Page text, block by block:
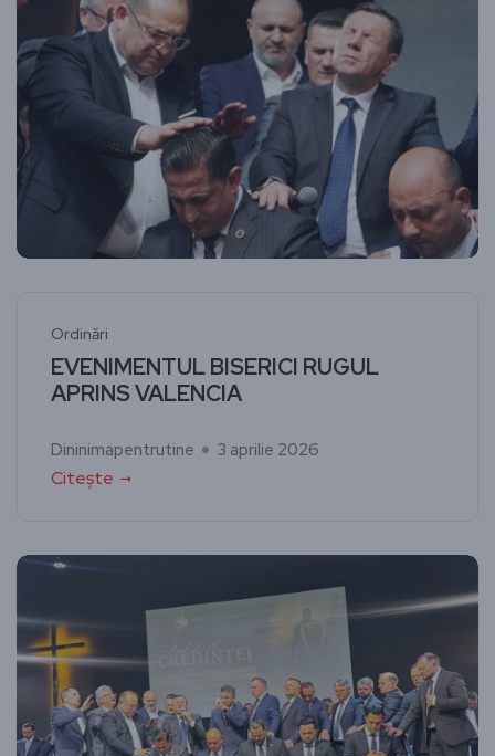
Ordinări
EVENIMENTUL BISERICI RUGUL
APRINS VALENCIA
Dininimapentrutine 3 aprilie 2026
Citește